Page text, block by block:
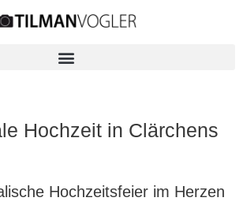
Hochzeit in Clärchens
Hochzeitsfeier im Herzen